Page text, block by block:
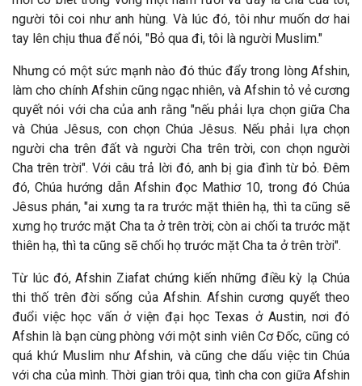
người tôi coi như anh hùng. Và lúc đó, tôi như muốn dơ hai
tay lên chịu thua để nói, "Bỏ qua đi, tôi là người Muslim."
Nhưng có một sức mạnh nào đó thúc đẩy trong lòng Afshin,
làm cho chính Afshin cũng ngạc nhiên, và Afshin tỏ vẻ cương
quyết nói với cha của anh rằng "nếu phải lựa chọn giữa Cha
và Chúa Jêsus, con chọn Chúa Jêsus. Nếu phải lựa chọn
người cha trên đất và người Cha trên trời, con chọn người
Cha trên trời". Với câu trả lời đó, anh bị gia đình từ bỏ. Đêm
đó, Chúa hướng dẫn Afshin đọc Mathiơ 10, trong đó Chúa
Jêsus phán, "ai xưng ta ra trước mặt thiên hạ, thì ta cũng sẽ
xưng họ trước mặt Cha ta ở trên trời; còn ai chối ta trước mặt
thiên hạ, thì ta cũng sẽ chối họ trước mặt Cha ta ở trên trời".
Từ lúc đó, Afshin Ziafat chứng kiến những điều kỳ lạ Chúa
thi thố trên đời sống của Afshin. Afshin cương quyết theo
đuổi việc học vấn ở viện đại học Texas ở Austin, nơi đó
Afshin là bạn cùng phòng với một sinh viên Cơ Đốc, cũng có
quá khứ Muslim như Afshin, và cũng che dấu việc tin Chúa
với cha của mình. Thời gian trôi qua, tình cha con giữa Afshin